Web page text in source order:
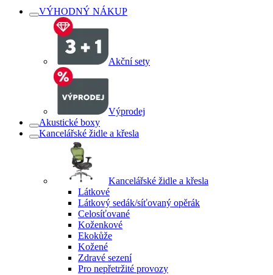
VÝHODNÝ NÁKUP
Akční sety
Výprodej
Akustické boxy
Kancelářské židle a křesla
Kancelářské židle a křesla
Látkové
Látkový sedák/síťovaný opěrák
Celosíťované
Koženkové
Ekokůže
Kožené
Zdravé sezení
Pro nepřetržité provozy